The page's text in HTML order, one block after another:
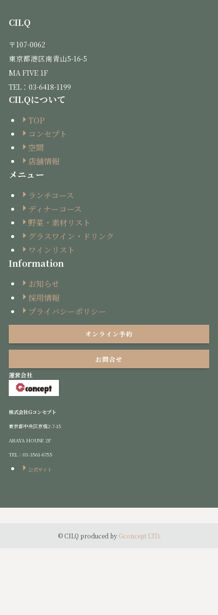
CILQ
〒107-0062
東京都港区南青山5-16-5
MA FIVE 1F
TEL：03-6418-1199
CILQについて
TOP
コンセプト
空間
店舗情報
メニュー
ランチコース
ディナーコース
野菜・素材リスト
グラスワイン・ドリンク
ワインリスト
Information
お知らせ
採用情報
プライバシーポリシー
オンライン予約
お問合せ
運営会社
株式会社Gコンセプト
東京都中央区京橋2-7-15
ARAYA HOUSE 2F
TEL：03-3561-6755
公式サイト
©CILQ produced by Gconcept LTD.